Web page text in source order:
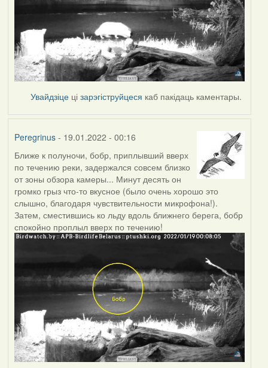
Увайдзіце цізарэгіструйцеся каб пакідаць каментары.
Peregrinus- 19.01.2022 - 00:16
Ближе к полуночи, бобр, приплывший вверх
по течению реки, задержался совсем близко
от зоны обзора камеры... Минут десять он
громко грыз что-то вкусное (было очень хорошо это
слышно, благодаря чувствительности микрофона!).
Затем, сместившись ко льду вдоль ближнего берега, бобр
спокойно проплыл вверх по течению!